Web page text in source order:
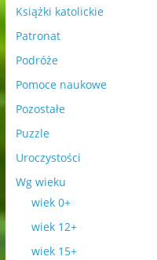
Książki katolickie
Patronat
Podróże
Pomoce naukowe
Pozostałe
Puzzle
Uroczystości
Wg wieku
wiek 0+
wiek 12+
wiek 15+